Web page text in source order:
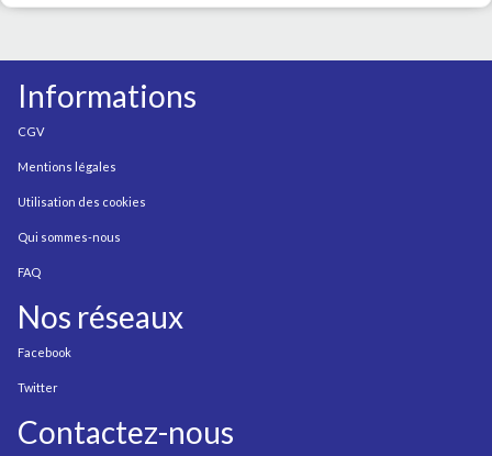
Informations
CGV
Mentions légales
Utilisation des cookies
Qui sommes-nous
FAQ
Nos réseaux
Facebook
Twitter
Contactez-nous